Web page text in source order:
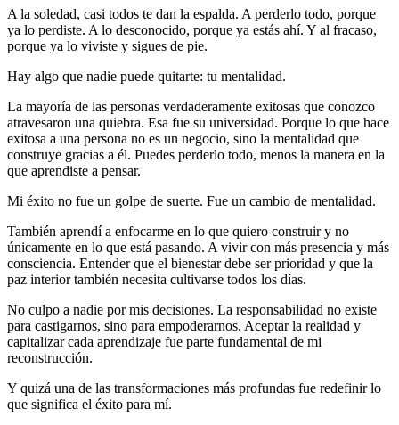
A la soledad, casi todos te dan la espalda. A perderlo todo, porque
ya lo perdiste. A lo desconocido, porque ya estás ahí. Y al fracaso,
porque ya lo viviste y sigues de pie.
Hay algo que nadie puede quitarte: tu mentalidad.
La mayoría de las personas verdaderamente exitosas que conozco
atravesaron una quiebra. Esa fue su universidad. Porque lo que hace
exitosa a una persona no es un negocio, sino la mentalidad que
construye gracias a él. Puedes perderlo todo, menos la manera en la
que aprendiste a pensar.
Mi éxito no fue un golpe de suerte. Fue un cambio de mentalidad.
También aprendí a enfocarme en lo que quiero construir y no
únicamente en lo que está pasando. A vivir con más presencia y más
consciencia. Entender que el bienestar debe ser prioridad y que la
paz interior también necesita cultivarse todos los días.
No culpo a nadie por mis decisiones. La responsabilidad no existe
para castigarnos, sino para empoderarnos. Aceptar la realidad y
capitalizar cada aprendizaje fue parte fundamental de mi
reconstrucción.
Y quizá una de las transformaciones más profundas fue redefinir lo
que significa el éxito para mí.